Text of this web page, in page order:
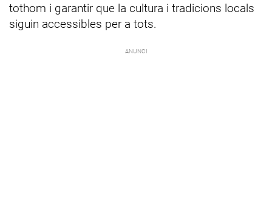
tothom i garantir que la cultura i tradicions locals
siguin accessibles per a tots.